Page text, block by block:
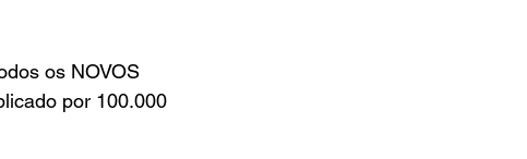
os NOVOS
por 100.000